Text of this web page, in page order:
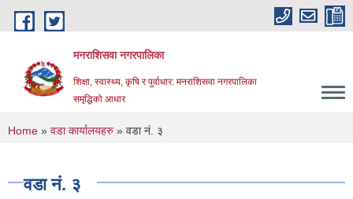
Skip to main content
मनराशिसवा नगरपालिका
शिक्षा, स्वास्थ्य, कृषि र पुर्वाधार: मनराशिसवा नगरपालिका
समृद्धिको आधार
You are here
Home » वडा कार्यालयहरु » वडा नं. ३
वडा नं. ३